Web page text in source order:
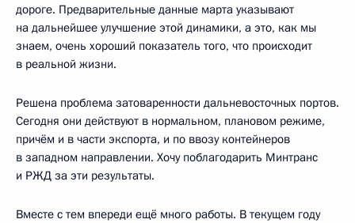
дороге. Предварительные данные марта указывают
на дальнейшее улучшение этой динамики, а это, как мы
знаем, очень хороший показатель того, что происходит
в реальной жизни.
Решена проблема затоваренности дальневосточных портов.
Сегодня они действуют в нормальном, плановом режиме,
причём и в части экспорта, и по ввозу контейнеров
в западном направлении. Хочу поблагодарить Минтранс
и РЖД за эти результаты.
Вместе с тем впереди ещё много работы. В текущем году